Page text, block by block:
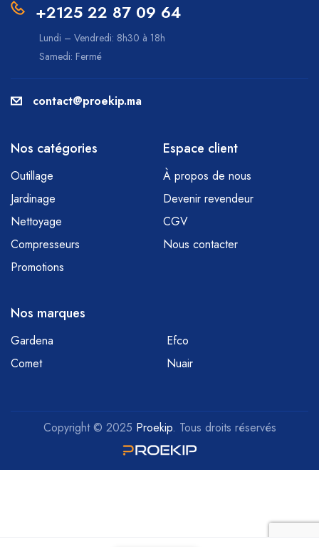
+2125 22 87 09 64
Lundi – Vendredi: 8h30 à 18h
Samedi: Fermé
contact@proekip.ma
Nos catégories
Outillage
Jardinage
Nettoyage
Compresseurs
Promotions
Espace client
À propos de nous
Devenir revendeur
CGV
Nous contacter
Nos marques
Gardena
Efco
Comet
Nuair
Copyright © 2025 Proekip. Tous droits réservés